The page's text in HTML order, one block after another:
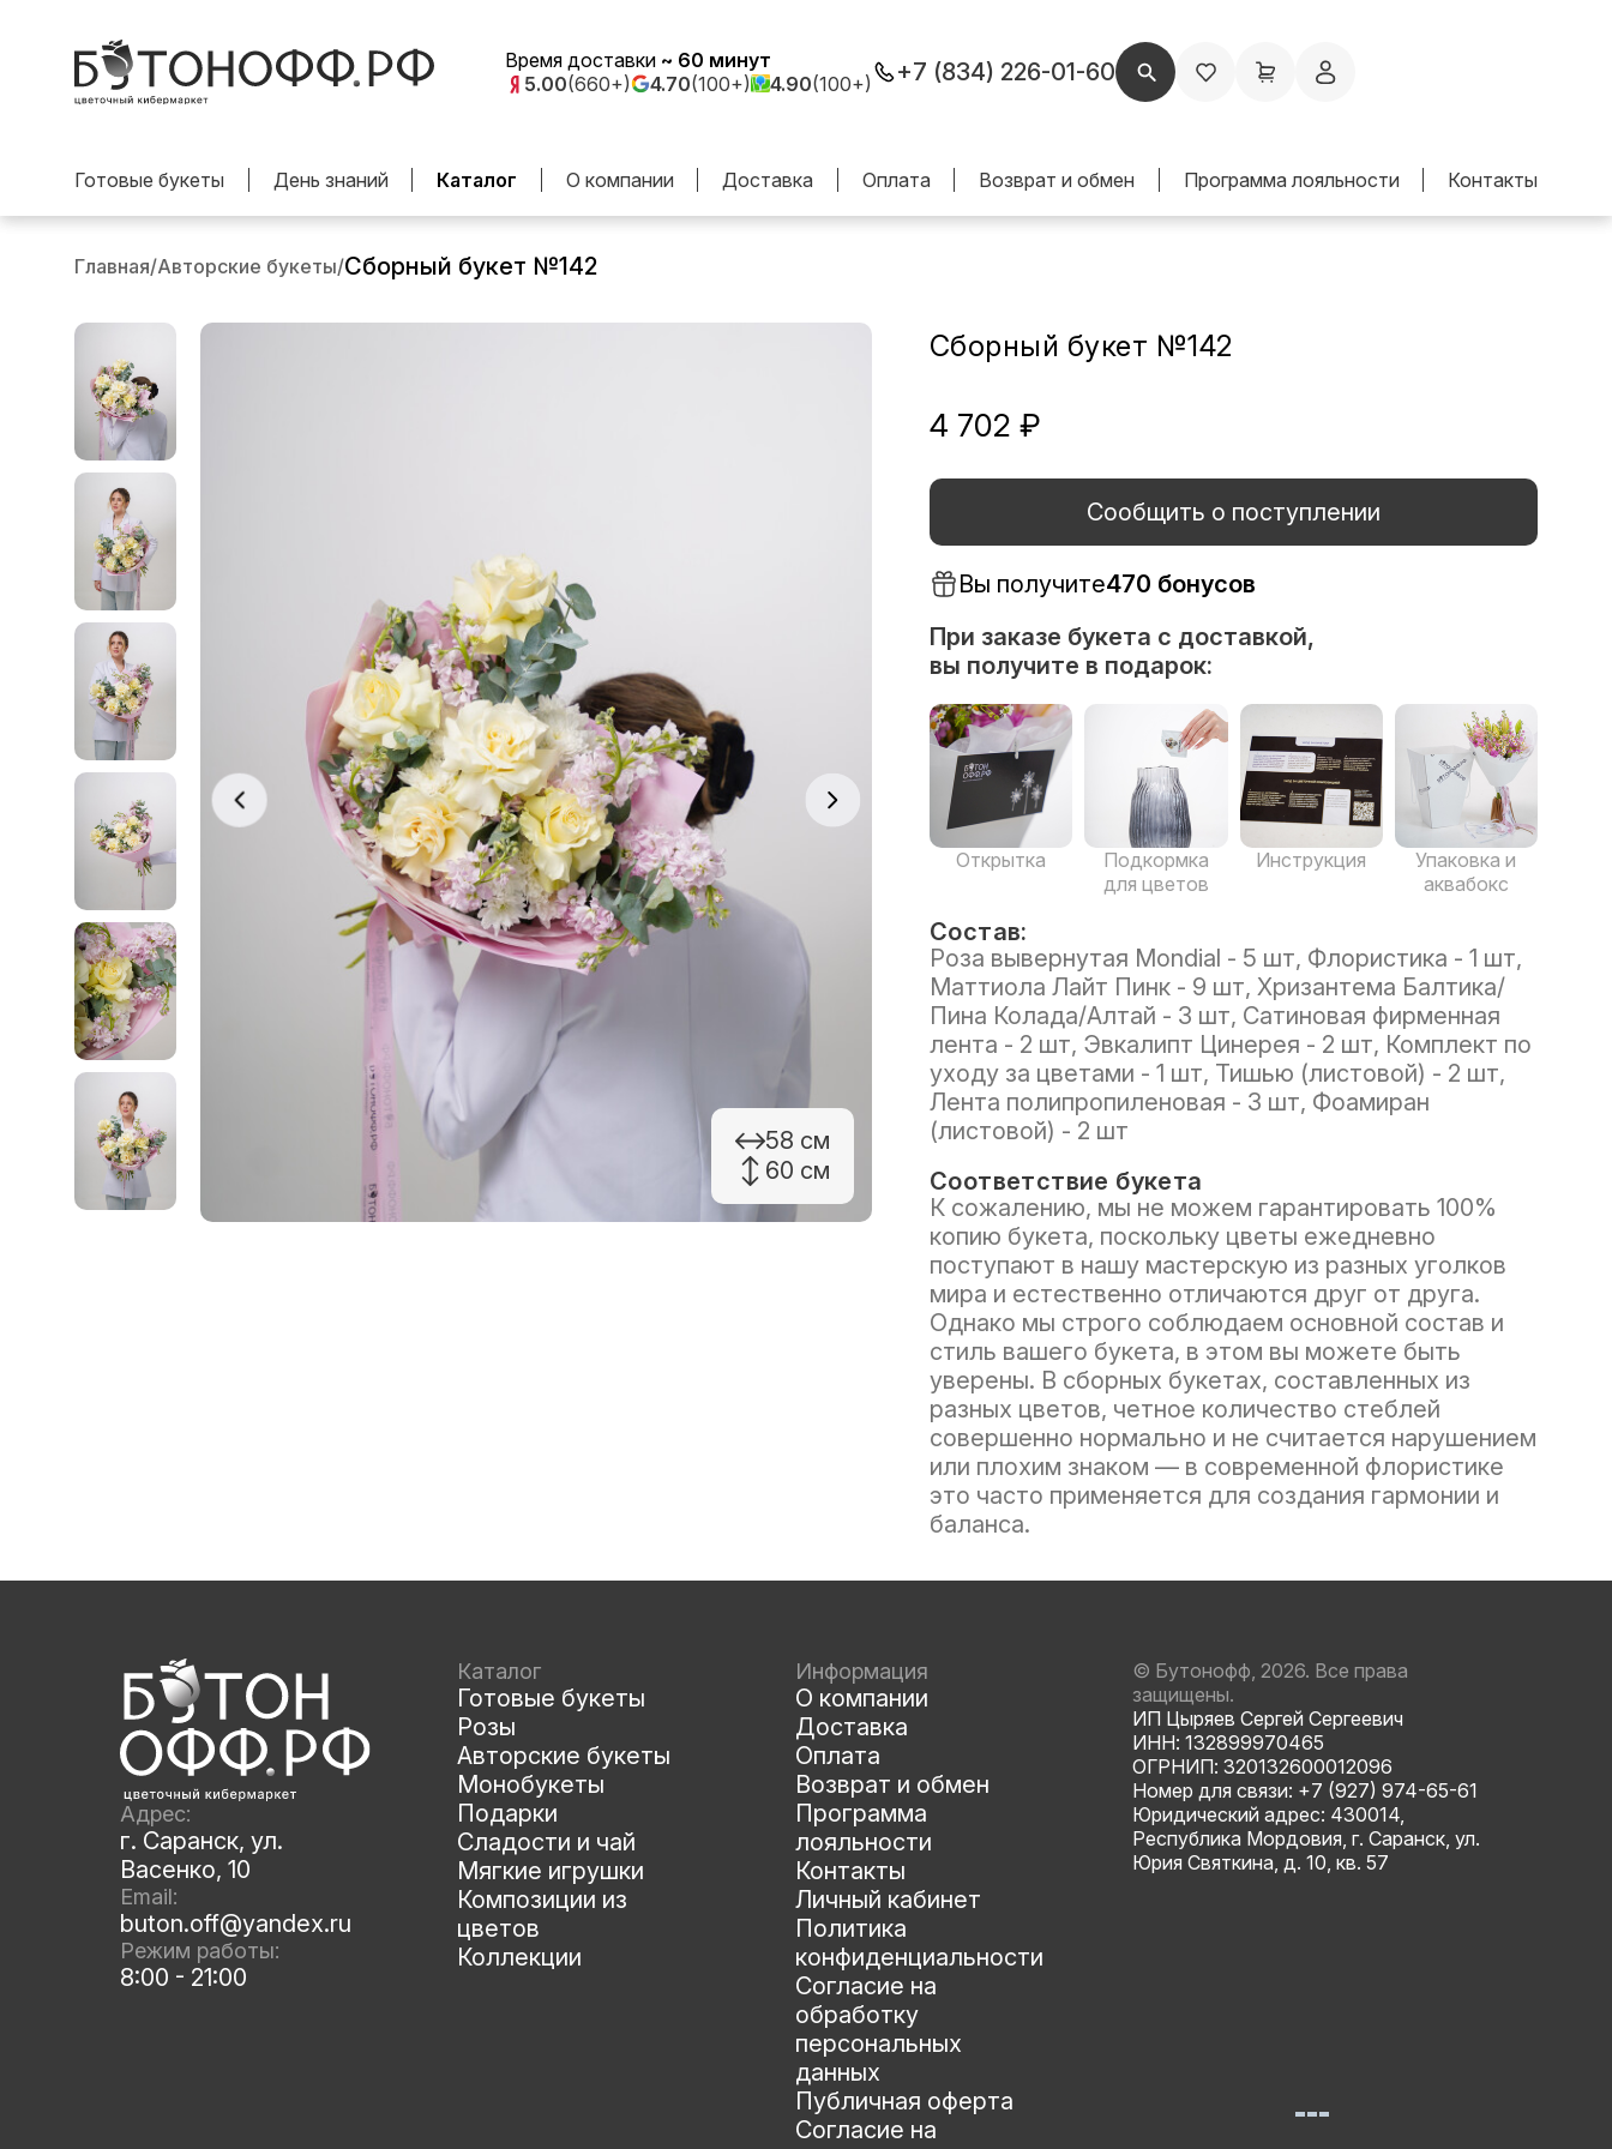
Время доставки ~ 60 минут
5.00(660+) 4.70(100+) 4.90(100+) +7 (834) 226-01-60
Готовые букеты День знаний Каталог О компании Доставка Оплата Возврат и обмен Программа лояльности Контакты
Главная/Авторские букеты/Сборный букет №142
58 см
60 см
Сборный букет №142
4 702 ₽
Сообщить о поступлении
Вы получите470 бонусов
При заказе букета с доставкой,
вы получите в подарок:
Открытка
Подкормка
для цветов
Инструкция
Упаковка и
аквабокс
Состав:
Роза вывернутая Mondial - 5 шт, Флористика - 1 шт,
Маттиола Лайт Пинк - 9 шт, Хризантема Балтика/
Пина Колада/Алтай - 3 шт, Сатиновая фирменная
лента - 2 шт, Эвкалипт Цинерея - 2 шт, Комплект по
уходу за цветами - 1 шт, Тишью (листовой) - 2 шт,
Лента полипропиленовая - 3 шт, Фоамиран
(листовой) - 2 шт
Соответствие букета
К сожалению, мы не можем гарантировать 100%
копию букета, поскольку цветы ежедневно
поступают в нашу мастерскую из разных уголков
мира и естественно отличаются друг от друга.
Однако мы строго соблюдаем основной состав и
стиль вашего букета, в этом вы можете быть
уверены. В сборных букетах, составленных из
разных цветов, четное количество стеблей
совершенно нормально и не считается нарушением
или плохим знаком — в современной флористике
это часто применяется для создания гармонии и
баланса.
Адрес:
г. Саранск, ул.
Васенко, 10
Email:
buton.off@yandex.ru
Режим работы:
8:00 - 21:00
Каталог
Готовые букеты
Розы
Авторские букеты
Монобукеты
Подарки
Сладости и чай
Мягкие игрушки
Композиции из
цветов
Коллекции
Информация
О компании
Доставка
Оплата
Возврат и обмен
Программа
лояльности
Контакты
Личный кабинет
Политика
конфиденциальности
Согласие на
обработку
персональных
данных
Публичная оферта
Согласие на
© Бутонофф, 2026. Все права
защищены.
ИП Цыряев Сергей Сергеевич
ИНН: 132899970465
ОГРНИП: 320132600012096
Номер для связи: +7 (927) 974-65-61
Юридический адрес: 430014,
Республика Мордовия, г. Саранск, ул.
Юрия Святкина, д. 10, кв. 57